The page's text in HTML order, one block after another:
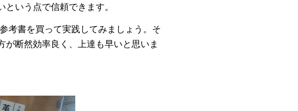
いう点で信頼できます。
考書を買って実践してみましょう。そ
断然効率良く、上達も早いと思いま